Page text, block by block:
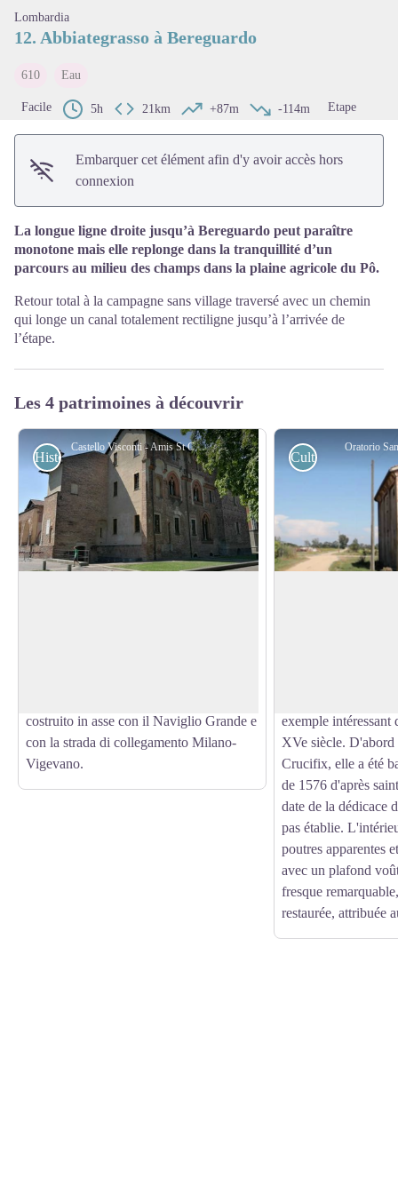
Lombardia
12. Abbiategrasso à Bereguardo
610 Eau
Facile 5h 21km +87m -114m Etape
Embarquer cet élément afin d'y avoir accès hors
connexion
La longue ligne droite jusqu’à Bereguardo peut paraître
monotone mais elle replonge dans la tranquillité d’un
parcours au milieu des champs dans la plaine agricole du Pô.
Retour total à la campagne sans village traversé avec un chemin
qui longe un canal totalement rectiligne jusqu’à l’arrivée de
l’étape.
Les 4 patrimoines à découvrir
Castello Visconti - Amis St Colomban
Historiques
costruito in asse con il Naviglio Grande e
con la strada di collegamento Milano-
Vigevano.
Oratorio
Culturels
exemple
XVe siècle. D'abord
Crucifix, elle a été
de 1576 d'après
date de la dédicace
pas établie.
poutres apparentes
avec un plafond
fresque
restaurée, attribuée